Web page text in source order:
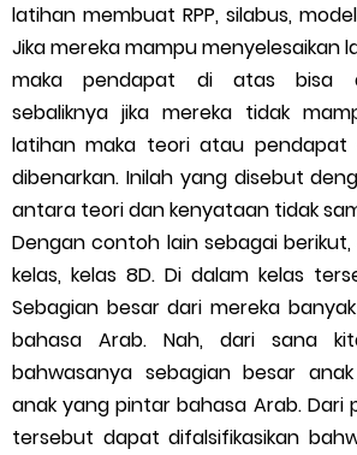
latihan membuat RPP, silabus,
Jika mereka mampu menyelesaikan
maka pendapat di atas bisa
sebaliknya jika mereka tidak
latihan maka teori atau pendapat
dibenarkan. Inilah yang disebut
antara teori dan kenyataan tidak
Dengan contoh lain sebagai
kelas, kelas 8D. Di dalam kelas
Sebagian besar dari mereka
bahasa Arab. Nah, dari sana
bahwasanya sebagian besar
anak yang pintar bahasa Arab.
tersebut dapat difalsifikasikan